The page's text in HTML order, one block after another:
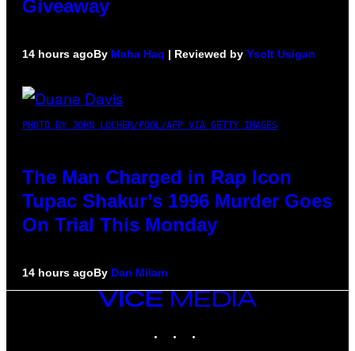
Giveaway
14 hours agoBy Maha Haq | Reviewed by Ysolt Usigan
PHOTO BY JOHN LOCHER/POOL/AFP VIA GETTY IMAGES
The Man Charged in Rap Icon
Tupac Shakur’s 1996 Murder Goes
On Trial This Monday
14 hours agoBy Dan Milam
VICE
MEDIA